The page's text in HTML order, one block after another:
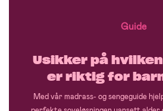
Guide
Usikker på
er riktig for
Med vår madrass- og sengeguide